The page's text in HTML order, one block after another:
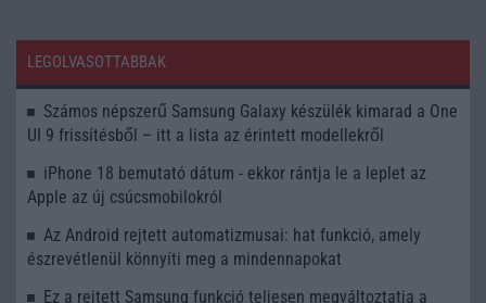
LEGOLVASOTTABBAK
Számos népszerű Samsung Galaxy készülék kimarad a One
UI 9 frissítésből – itt a lista az érintett modellekről
iPhone 18 bemutató dátum - ekkor rántja le a leplet az
Apple az új csúcsmobilokról
Az Android rejtett automatizmusai: hat funkció, amely
észrevétlenül könnyíti meg a mindennapokat
Ez a rejtett Samsung funkció teljesen megváltoztatja a